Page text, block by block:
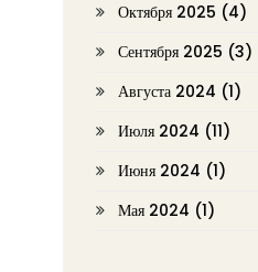
Октября 2025 (4)
Сентября 2025 (3)
Августа 2024 (1)
Июля 2024 (11)
Июня 2024 (1)
Мая 2024 (1)